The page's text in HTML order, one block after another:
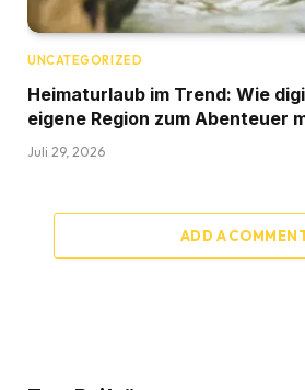
UNCATEGORIZED
Heimaturlaub im Trend: Wie
eigene Region zum Abenteuer
Juli 29, 2026
ADD A